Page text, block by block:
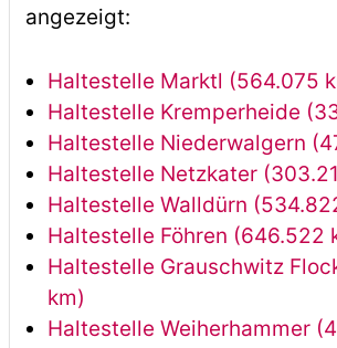
angezeigt:
Haltestelle Marktl (564.075
Haltestelle Kremperheide
Haltestelle Niederwalgern
Haltestelle Netzkater
Haltestelle Walldürn
Haltestelle Föhren (646.522
Haltestelle Grauschwitz
km)
Haltestelle Weiherhammer